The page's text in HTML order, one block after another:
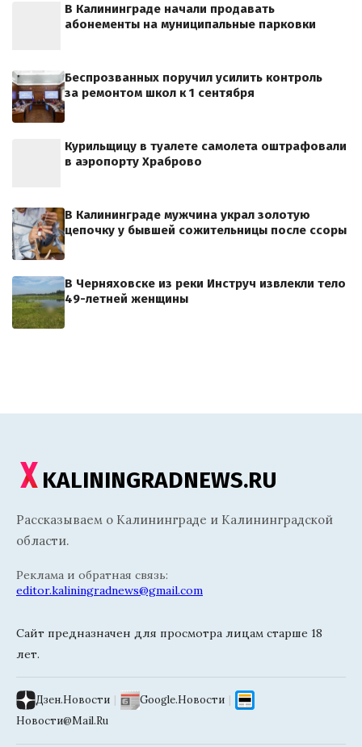
В Калининграде начали продавать
абонементы на муниципальные парковки
Беспрозванных поручил усилить контроль
за ремонтом школ к 1 сентября
Курильщицу в туалете самолета оштрафовали
в аэропорту Храброво
В Калининграде мужчина украл золотую
цепочку у бывшей сожительницы после ссоры
В Черняховске из реки Инструч извлекли тело
49-летней женщины
KALININGRADNEWS.RU
Рассказываем о Калининграде и Калининградской
области.
Реклама и обратная связь:
editor.kaliningradnews@gmail.com
Сайт предназначен для просмотра лицам старше 18
лет.
Дзен.Новости | Google.Новости |
Новости@Mail.Ru